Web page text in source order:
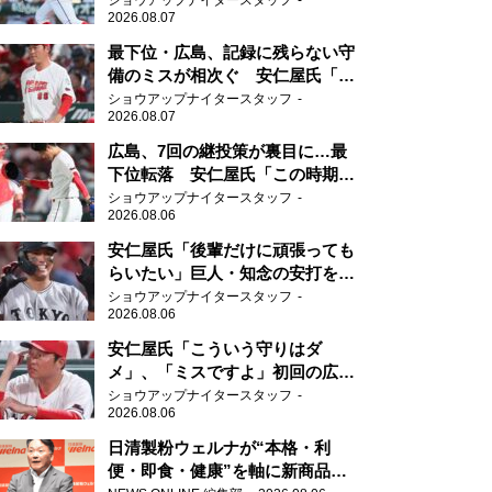
2026.08.07
最下位・広島、記録に残らない守
備のミスが相次ぐ 安仁屋氏「最
近守りのミスが多い」
ショウアップナイタースタッフ
2026.08.07
広島、7回の継投策が裏目に…最
下位転落 安仁屋氏「この時期に
来て勉強はない」
ショウアップナイタースタッフ
2026.08.06
安仁屋氏「後輩だけに頑張っても
らいたい」巨人・知念の安打を喜
ぶ
ショウアップナイタースタッフ
2026.08.06
安仁屋氏「こういう守りはダ
メ」、「ミスですよ」初回の広島
の守備に苦言
ショウアップナイタースタッフ
2026.08.06
日清製粉ウェルナが“本格・利
便・即食・健康”を軸に新商品を